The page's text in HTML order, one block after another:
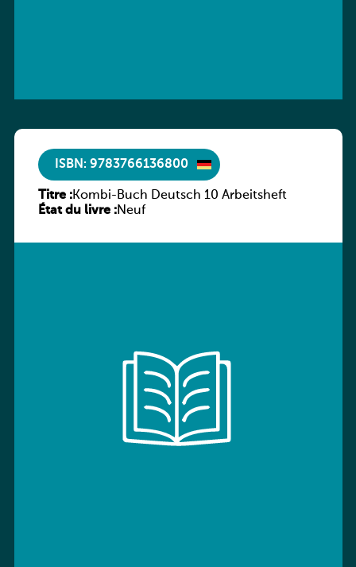
ISBN: 9783766136800
Titre :Kombi-Buch Deutsch 10 Arbeitsheft
État du livre :Neuf